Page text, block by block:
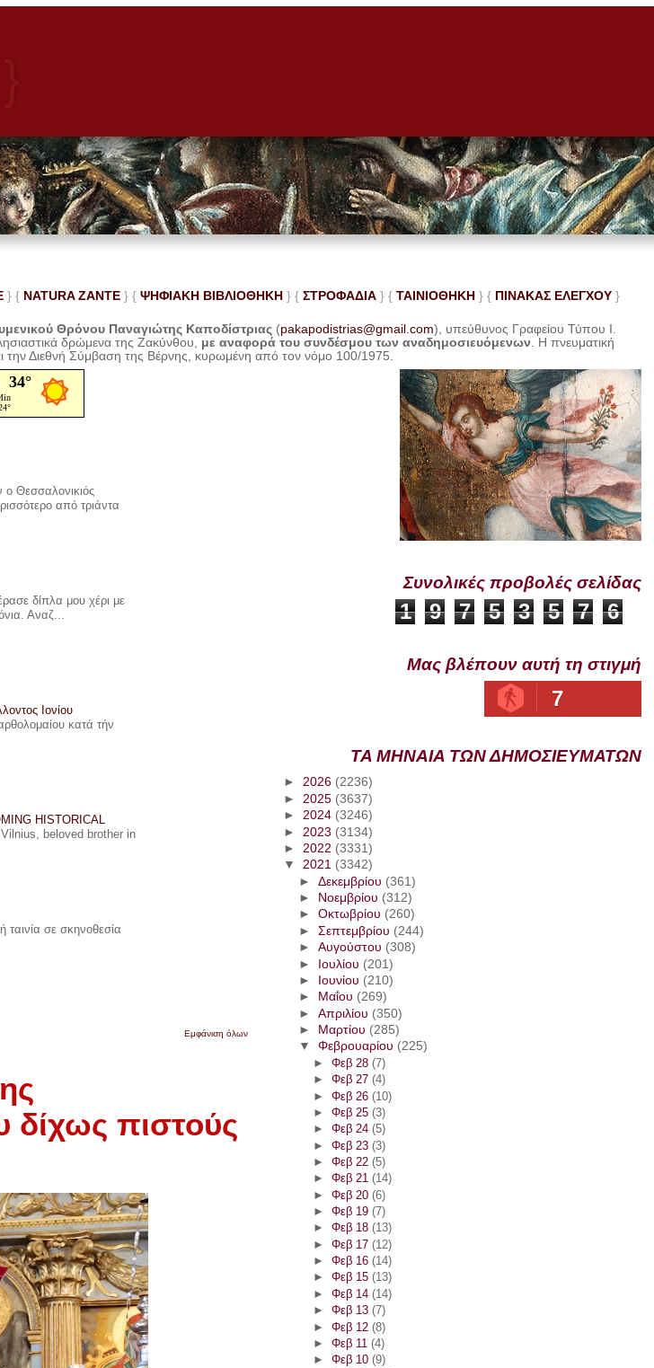
}{ NATURA ZANTE} { ΨΗΦΙΑΚΗ ΒΙΒΛΙΟΘΗΚΗ } { ΣΤΡΟΦΑΔΙΑ } { ΤΑΙΝΙΟΘΗΚΗ } { ΠΙΝΑΚΑΣ ΕΛΕΓΧΟΥ}
Θρόνου Παναγιώτης Καποδίστριας (pakapodistrias@gmail.com), υπεύθυνος Γραφείου Τύπου Ι.
δρώμενα της Ζακύνθου, με αναφορά του συνδέσμου των αναδημοσιευόμενων . Ηπνευματική
την Διεθνή Σύμβαση της Βέρνης, κυρωμένη από τον νόμο 100/1975.
ο Θεσσαλονικιός
από τριάντα
δίπλα μου χέρι με
Αναζ...
Ιονίου
κατά τήν
HISTORICAL
beloved brother in
ταινία σε σκηνοθεσία
Εμφάνιση όλων
πιστούς
Συνολικές προβολές σελίδας
1 9 7 5 3 5 7 6
Μας βλέπουν αυτή τη στιγμή
7
ΤΑ ΜΗΝΑΙΑ ΤΩΝ ΔΗΜΟΣΙΕΥΜΑΤΩΝ
►2026 (2236)
► 2025 (3637)
►2024 (3246)
► 2023 (3134)
► 2022 (3331)
▼2021 (3342)
► Δεκεμβρίου (361)
►
Νοεμβρίου (312)
► Οκτωβρίου (260)
► Σεπτεμβρίου (244)
► Αυγούστου (308)
► Ιουλίου (201)
►
Ιουνίου (210)
►
Μαΐου (269)
► Απριλίου (350)
►
Μαρτίου (285)
▼ Φεβρουαρίου (225)
► Φεβ 28 (7)
► Φεβ 27 (4)
► Φεβ 26 (10)
► Φεβ 25 (3)
► Φεβ 24 (5)
► Φεβ 23 (3)
► Φεβ 22 (5)
► Φεβ 21 (14)
► Φεβ 20 (6)
► Φεβ 19 (7)
► Φεβ 18 (13)
► Φεβ 17 (12)
► Φεβ 16 (14)
► Φεβ 15 (13)
► Φεβ 14 (14)
► Φεβ 13 (7)
► Φεβ 12 (8)
► Φεβ 11 (4)
► Φεβ 10 (9)